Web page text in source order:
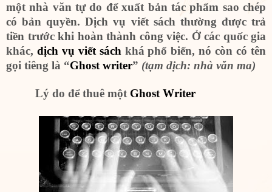
một nhà văn tự do để xuất bản tác phẩm sao chép
có bản quyền. Dịch vụ viết sách thường được trả
tiền trước khi hoàn thành công việc. Ở các quốc gia
khác, dịch vụ viết sách khá phổ biến, nó còn có tên
gọi tiêng là “Ghost writer” (tạm dịch: nhà văn ma)
Lý do để thuê một Ghost Writer